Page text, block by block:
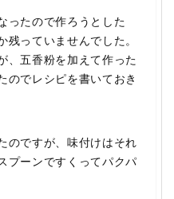
ったので作ろうとした
残っていませんでした。
、五香粉を加えて作った
のでレシピを書いておき
のですが、味付けはそれ
プーンですくってパクパ